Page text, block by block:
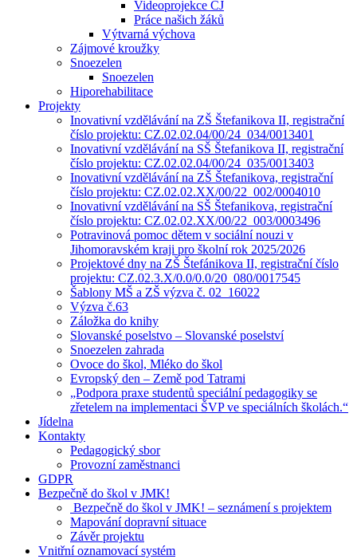
Videoprojekce ČJ
Práce našich žáků
Výtvarná výchova
Zájmové kroužky
Snoezelen
Snoezelen
Hiporehabilitace
Projekty
Inovativní vzdělávání na ZŠ Štefanikova II, registrační
číslo projektu: CZ.02.02.04/00/24_034/0013401
Inovativní vzdělávání na SŠ Štefanikova II, registrační
číslo projektu: CZ.02.02.04/00/24_035/0013403
Inovativní vzdělávání na ZŠ Štefanikova, registrační
číslo projektu: CZ.02.02.XX/00/22_002/0004010
Inovativní vzdělávání na SŠ Štefanikova, registrační
číslo projektu: CZ.02.02.XX/00/22_003/0003496
Potravinová pomoc dětem v sociální nouzi v
Jihomoravském kraji pro školní rok 2025/2026
Projektové dny na ZŠ Štefánikova II, registrační číslo
projektu: CZ.02.3.X/0.0/0.0/20_080/0017545
Šablony MŠ a ZŠ výzva č. 02 16022
Výzva č.63
Záložka do knihy
Slovanské poselstvo – Slovanské poselství
Snoezelen zahrada
Ovoce do škol, Mléko do škol
Evropský den – Země pod Tatrami
„Podpora praxe studentů speciální pedagogiky se
zřetelem na implementaci ŠVP ve speciálních školách.“
Jídelna
Kontakty
Pedagogický sbor
Provozní zaměstnanci
GDPR
Bezpečně do škol v JMK!
Bezpečně do škol v JMK! – seznámení s projektem
Mapování dopravní situace
Závěr projektu
Vnitřní oznamovací systém